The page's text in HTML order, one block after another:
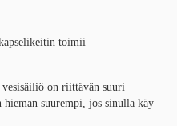
toimii
on riittävän suuri
suurempi, jos sinulla käy